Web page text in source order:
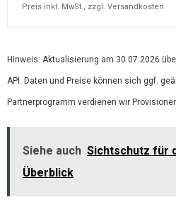
Preis inkl. MwSt., zzgl. Versandkosten
Hinweis: Aktualisierung am 30.07.2026
API. Daten und Preise können sich ggf.
Partnerprogramm verdienen wir
Siehe auch Sichtschutz für
Überblick